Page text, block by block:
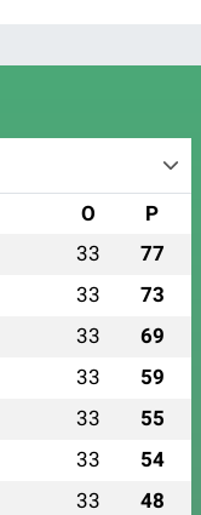
O P
33 77
33 73
33 69
33 59
33 55
33 54
33 48